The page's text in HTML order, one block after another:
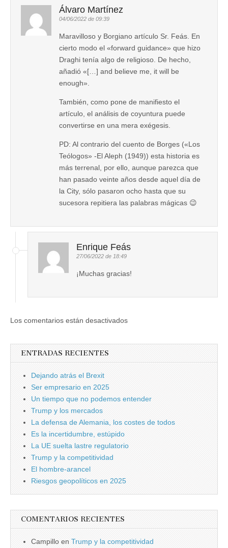
Álvaro Martínez
04/06/2022 de 09:39
Maravilloso y Borgiano artículo Sr. Feás. En
cierto modo el «forward guidance» que hizo
Draghi tenía algo de religioso. De hecho,
añadió «[…] and believe me, it will be
enough».
También, como pone de manifiesto el
artículo, el análisis de coyuntura puede
convertirse en una mera exégesis.
PD: Al contrario del cuento de Borges («Los
Teólogos» -El Aleph (1949)) esta historia es
más terrenal, por ello, aunque parezca que
han pasado veinte años desde aquel día de
la City, sólo pasaron ocho hasta que su
sucesora repitiera las palabras mágicas 😉
Enrique Feás
27/06/2022 de 18:49
¡Muchas gracias!
Los comentarios están desactivados
ENTRADAS RECIENTES
Dejando atrás el Brexit
Ser empresario en 2025
Un tiempo que no podemos entender
Trump y los mercados
La defensa de Alemania, los costes de todos
Es la incertidumbre, estúpido
La UE suelta lastre regulatorio
Trump y la competitividad
El hombre-arancel
Riesgos geopolíticos en 2025
COMENTARIOS RECIENTES
Campillo en Trump y la competitividad